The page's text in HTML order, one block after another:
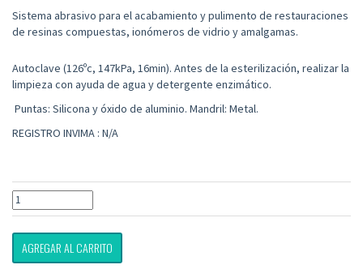
Sistema abrasivo para el acabamiento y pulimento de restauraciones
de resinas compuestas, ionómeros de vidrio y amalgamas.
Autoclave (126ºc, 147kPa, 16min). Antes de la esterilización, realizar la
limpieza con ayuda de agua y detergente enzimático.
Puntas: Silicona y óxido de aluminio. Mandril: Metal.
REGISTRO INVIMA : N/A
AGREGAR AL CARRITO